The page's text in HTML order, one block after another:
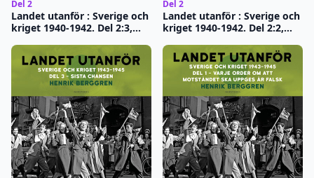
Del 2
Landet utanför : Sverige och
kriget 1940-1942. Del 2:3,
himlen?
Del 2
Landet utanför : Sverige och
kriget 1940-1942. Del 2:2,